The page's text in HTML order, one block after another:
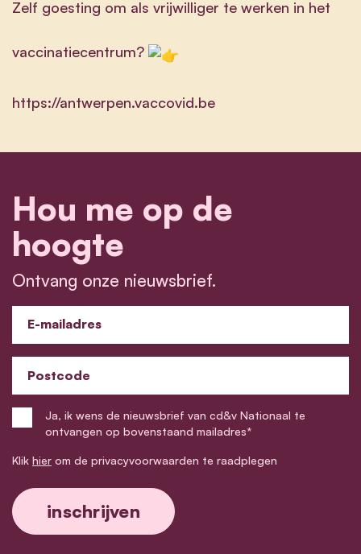
Zelf goesting om als vrijwilliger te werken in het
vaccinatiecentrum?
https://antwerpen.vaccovid.be
Hou me op de
hoogte
Ontvang onze nieuwsbrief.
E-mailadres
Postcode
Ja, ik wens de nieuwsbrief van cd&v Nationaal te
ontvangen op bovenstaand mailadres*
Klik hier om de privacyvoorwaarden te raadplegen